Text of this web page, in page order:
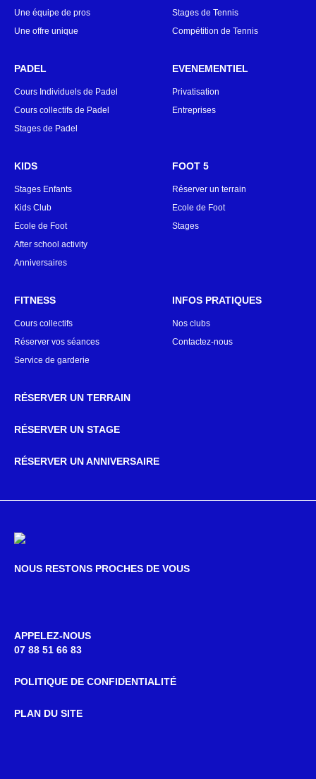
Une équipe de pros
Une offre unique
Stages de Tennis
Compétition de Tennis
PADEL
Cours Individuels de Padel
Cours collectifs de Padel
Stages de Padel
EVENEMENTIEL
Privatisation
Entreprises
KIDS
Stages Enfants
Kids Club
Ecole de Foot
After school activity
Anniversaires
FOOT 5
Réserver un terrain
Ecole de Foot
Stages
FITNESS
Cours collectifs
Réserver vos séances
Service de garderie
INFOS PRATIQUES
Nos clubs
Contactez-nous
RÉSERVER UN TERRAIN
RÉSERVER UN STAGE
RÉSERVER UN ANNIVERSAIRE
NOUS RESTONS PROCHES DE VOUS
APPELEZ-NOUS
07 88 51 66 83
POLITIQUE DE CONFIDENTIALITÉ
PLAN DU SITE